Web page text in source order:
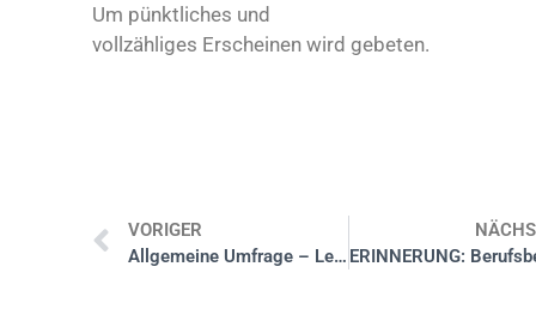
Um pünktliches und
vollzähliges Erscheinen wird gebeten.
VORIGER
Allgemeine Umfrage – Lehrer –